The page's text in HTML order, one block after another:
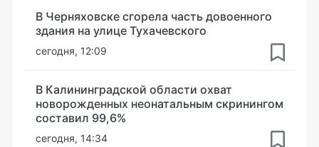
В Черняховске сгорела часть довоенного
здания на улице Тухачевского
сегодня, 12:09
В Калининградской области охват
новорожденных неонатальным скринингом
составил 99,6%
сегодня, 14:34